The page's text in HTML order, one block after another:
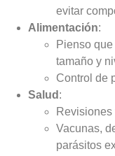
evitar
Alimentación:
Pienso
tamaño y
Control de
Salud :
Vacunas,
parásitos